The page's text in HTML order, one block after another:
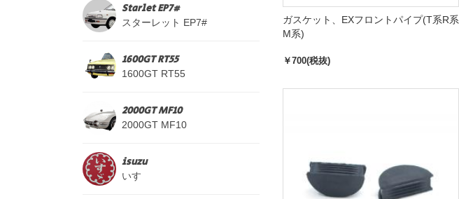
Starlet EP7#
スターレット EP7#
1600GT RT55
1600GT RT55
2000GT MF10
2000GT MF10
isuzu
いすゞ
ガスケット、EXフロントパイプ(T系R系
M系)
￥700(税抜)